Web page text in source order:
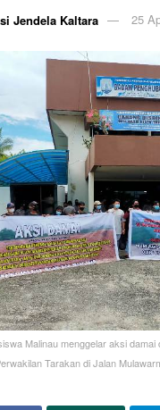
Jendela Kaltara 25
Malinau menggelar aksi
Tarakan di Jalan